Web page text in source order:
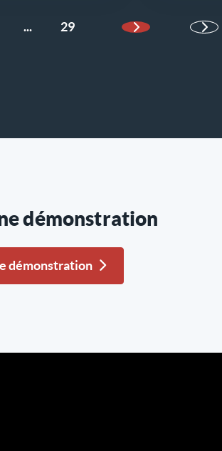
... 29
Page suivante
démonstration
démonstration